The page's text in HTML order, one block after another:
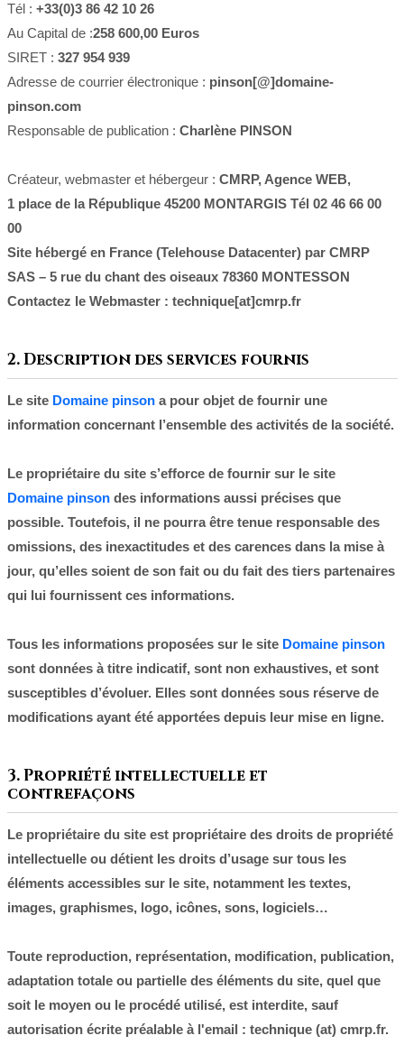
Tél : +33(0)3 86 42 10 26
Au Capital de :258 600,00 Euros
SIRET : 327 954 939
Adresse de courrier électronique : pinson[@]domaine-
pinson.com
Responsable de publication : Charlène PINSON
Créateur, webmaster et hébergeur : CMRP, Agence WEB,
1 place de la République 45200 MONTARGIS Tél 02 46 66 00
00
Site hébergé en France (Telehouse Datacenter) par CMRP
SAS – 5 rue du chant des oiseaux 78360 MONTESSON
Contactez le Webmaster : technique[at]cmrp.fr
2. Description des services fournis
Le site Domaine pinsona pour objet de fournir une
information concernant l’ensemble des activités de la société.
Le propriétaire du site s’efforce de fournir sur le site
Domaine pinsondes informations aussi précises que
possible. Toutefois, il ne pourra être tenue responsable des
omissions, des inexactitudes et des carences dans la mise à
jour, qu’elles soient de son fait ou du fait des tiers partenaires
qui lui fournissent ces informations.
Tous les informations proposées sur le site Domaine pinson
sont données à titre indicatif, sont non exhaustives, et sont
susceptibles d’évoluer. Elles sont données sous réserve de
modifications ayant été apportées depuis leur mise en ligne.
3. Propriété intellectuelle et
contrefaçons
Le propriétaire du site est propriétaire des droits de propriété
intellectuelle ou détient les droits d’usage sur tous les
éléments accessibles sur le site, notamment les textes,
images, graphismes, logo, icônes, sons, logiciels…
Toute reproduction, représentation, modification, publication,
adaptation totale ou partielle des éléments du site, quel que
soit le moyen ou le procédé utilisé, est interdite, sauf
autorisation écrite préalable à l'email : technique (at) cmrp.fr.